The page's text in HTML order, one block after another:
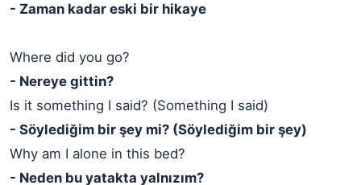
- Zaman kadar eski bir hikaye
Where did you go?
- Nereye gittin?
Is it something I said? (Something I said)
- Söylediğim bir şey mi? (Söylediğim bir şey)
Why am I alone in this bed?
- Neden bu yatakta yalnızım?